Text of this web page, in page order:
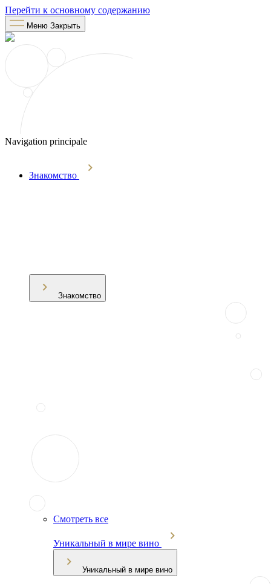
Перейти к основному содержанию
Меню Закрыть
Navigation principale
Знакомство
Знакомство
Смотреть все
Уникальный в мире вино
Уникальный в мире вино